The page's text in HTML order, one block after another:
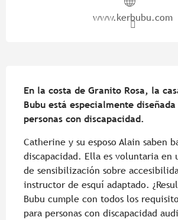
www.kerbubu.com
En la costa de Granito Rosa, la
Bubu está especialmente
personas con discapacidad.
Catherine y su esposo Alain saben
discapacidad. Ella es voluntaria en
de sensibilización sobre
instructor de esquí adaptado.
Bubu cumple con todos los
para personas con discapacidad